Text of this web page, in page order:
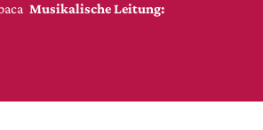
Musikalische Leitung: